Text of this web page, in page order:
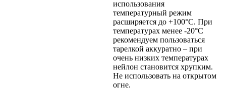
использования
температурный режим
расширяется до +100°С. При
температурах менее -20°С
рекомендуем пользоваться
тарелкой аккуратно – при
очень низких температурах
нейлон становится хрупким.
Не использовать на открытом
огне.